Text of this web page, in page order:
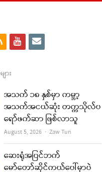
r
s
y
t
u
b
e
e
l
ား
အသက် ၁၈ နှစ်မှာ ကမ္ဘာ့
အသက်အငယ်ဆုံး တက္ကသိုလ်ပ
ရော်ဖက်ဆာ ဖြစ်လာသူ
August 5, 2026 Author
Zaw Tun
ဆေးရုံအပြင်ဘက်
မော်တော်ဆိုင်ကယ်ပေါ်မှာပဲ